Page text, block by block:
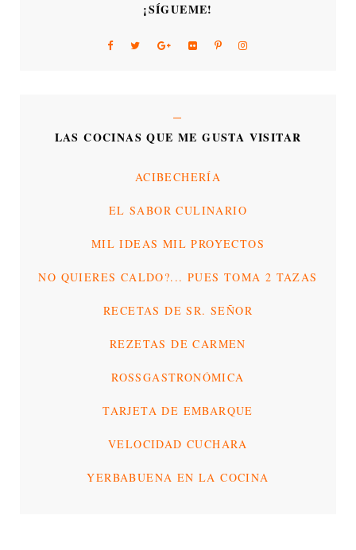
¡SÍGUEME!
LAS COCINAS QUE ME GUSTA VISITAR
ACIBECHERÍA
EL SABOR CULINARIO
MIL IDEAS MIL PROYECTOS
NO QUIERES CALDO?... PUES TOMA 2 TAZAS
RECETAS DE SR. SEÑOR
REZETAS DE CARMEN
ROSSGASTRONÓMICA
TARJETA DE EMBARQUE
VELOCIDAD CUCHARA
YERBABUENA EN LA COCINA